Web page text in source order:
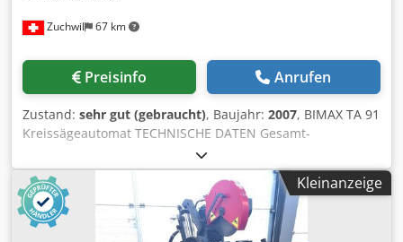
Zuchwil 67 km
Preisinfo Anrufen
Zustand: sehr gut (gebraucht), Baujahr: 2007, BIMAX TA 91
Kreissägeautomat TECHNISCHE DATEN Gesamt-
Leistungsbedarf, Drehstorm: 3 x 400 V Für pneumatische
Maschinen: 3 kW Für hydraulische Maschinen: 3 kW
Netzsicherung kundenseitig: 16 At Zuleitung: 4 x 2.5 mm,
3P + E Luftanschluss: Durchmesser: 12 mm Zuleitung: 8 –
10 bar, 40 l/min Betr.druck: 6 bar Spindelantrieb durch
Kleinanzeige